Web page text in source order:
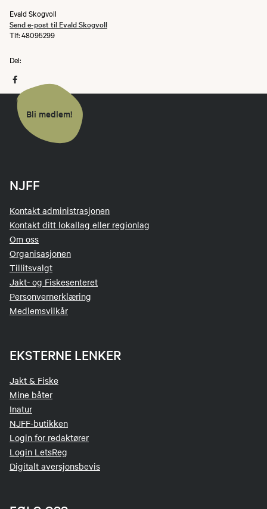
Evald Skogvoll
Send e-post til Evald Skogvoll
Tlf: 48095299
Del:
Bli medlem!
NJFF
Kontakt administrasjonen
Kontakt ditt lokallag eller regionlag
Om oss
Organisasjonen
Tillitsvalgt
Jakt- og Fiskesenteret
Personvernerklæring
Medlemsvilkår
EKSTERNE LENKER
Jakt & Fiske
Mine båter
Inatur
NJFF-butikken
Login for redaktører
Login LetsReg
Digitalt aversjonsbevis